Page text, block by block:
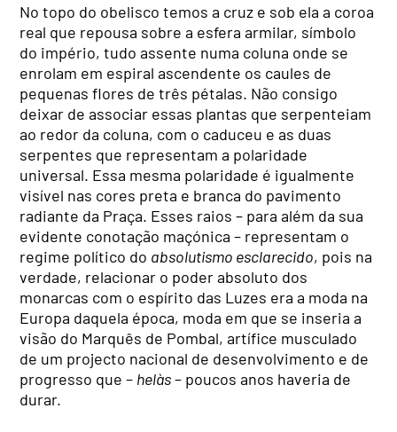
No topo do obelisco temos a cruz e sob ela a coroa
real que repousa sobre a esfera armilar, símbolo
do império, tudo assente numa coluna onde se
enrolam em espiral ascendente os caules de
pequenas flores de três pétalas. Não consigo
deixar de associar essas plantas que serpenteiam
ao redor da coluna, com o caduceu e as duas
serpentes que representam a polaridade
universal. Essa mesma polaridade é igualmente
visível nas cores preta e branca do pavimento
radiante da Praça. Esses raios – para além da sua
evidente conotação maçónica – representam o
regime político do absolutismo esclarecido, pois na
verdade, relacionar o poder absoluto dos
monarcas com o espírito das Luzes era a moda na
Europa daquela época, moda em que se inseria a
visão do Marquês de Pombal, artífice musculado
de um projecto nacional de desenvolvimento e de
progresso que – helàs– poucos anos haveria de
durar.